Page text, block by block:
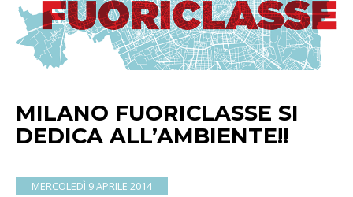
MILANO FUORICLASSE SI
DEDICA ALL’AMBIENTE!!
MERCOLEDÌ 9 APRILE 2014